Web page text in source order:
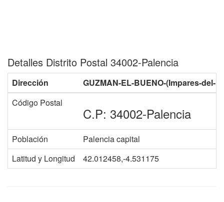
Detalles Distrito Postal 34002-Palencia
Dirección
GUZMAN-EL-BUENO-(Impares-del-
Código Postal
C.P: 34002-Palencia
Población
Palencia capital
Latitud y Longitud
42.012458,-4.531175